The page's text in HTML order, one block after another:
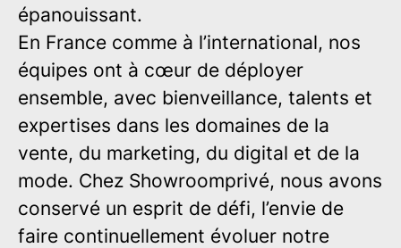
épanouissant.
En France comme à l’international, nos
équipes ont à cœur de déployer
ensemble, avec bienveillance, talents et
expertises dans les domaines de la
vente, du marketing, du digital et de la
mode. Chez Showroomprivé, nous avons
conservé un esprit de défi, l’envie de
faire continuellement évoluer notre